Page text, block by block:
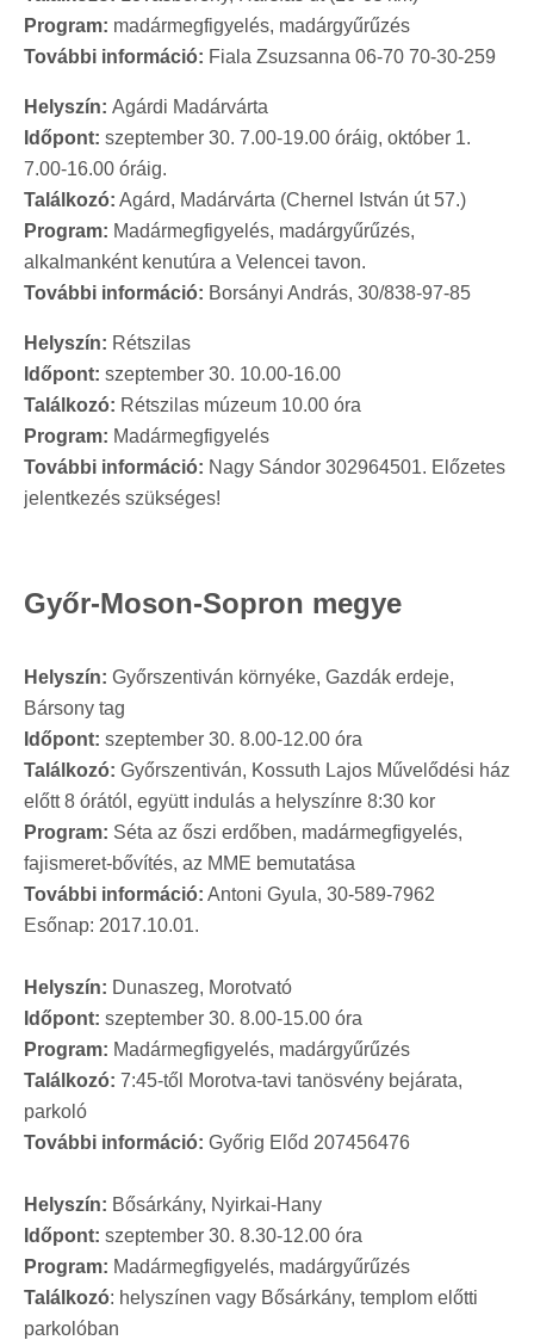
Program: madármegfigyelés, madárgyűrűzés
További információ: Fiala Zsuzsanna 06-70 70-30-259
Helyszín: Agárdi Madárvárta
Időpont: szeptember 30. 7.00-19.00 óráig, október 1.
7.00-16.00 óráig.
Találkozó: Agárd, Madárvárta (Chernel István út 57.)
Program: Madármegfigyelés, madárgyűrűzés,
alkalmanként kenutúra a Velencei tavon.
További információ: Borsányi András, 30/838-97-85
Helyszín: Rétszilas
Időpont: szeptember 30. 10.00-16.00
Találkozó: Rétszilas múzeum 10.00 óra
Program: Madármegfigyelés
További információ: Nagy Sándor 302964501. Előzetes
jelentkezés szükséges!
Győr-Moson-Sopron megye
Helyszín: Győrszentiván környéke, Gazdák erdeje,
Bársony tag
Időpont: szeptember 30. 8.00-12.00 óra
Találkozó: Győrszentiván, Kossuth Lajos Művelődési ház
előtt 8 órától, együtt indulás a helyszínre 8:30 kor
Program: Séta az őszi erdőben, madármegfigyelés,
fajismeret-bővítés, az MME bemutatása
További információ: Antoni Gyula, 30-589-7962
Esőnap: 2017.10.01.
Helyszín: Dunaszeg, Morotvató
Időpont: szeptember 30. 8.00-15.00 óra
Program: Madármegfigyelés, madárgyűrűzés
Találkozó: 7:45-től Morotva-tavi tanösvény bejárata,
parkoló
További információ: Győrig Előd 207456476
Helyszín: Bősárkány, Nyirkai-Hany
Időpont: szeptember 30. 8.30-12.00 óra
Program: Madármegfigyelés, madárgyűrűzés
Találkozó: helyszínen vagy Bősárkány, templom előtti
parkolóban